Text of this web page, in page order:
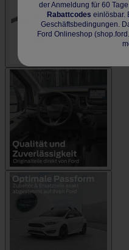
der Anmeldung für 60
Rabattcodes einlösbar.
Geschäftsbedingungen.
Ford Onlineshop